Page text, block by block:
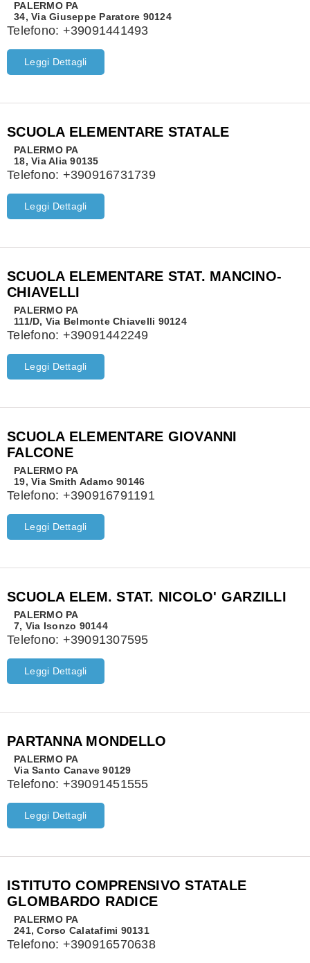
PALERMO PA
34, Via Giuseppe Paratore 90124
Telefono: +39091441493
Leggi Dettagli
SCUOLA ELEMENTARE STATALE
PALERMO PA
18, Via Alia 90135
Telefono: +390916731739
Leggi Dettagli
SCUOLA ELEMENTARE STAT. MANCINO-
CHIAVELLI
PALERMO PA
111/D, Via Belmonte Chiavelli 90124
Telefono: +39091442249
Leggi Dettagli
SCUOLA ELEMENTARE GIOVANNI
FALCONE
PALERMO PA
19, Via Smith Adamo 90146
Telefono: +390916791191
Leggi Dettagli
SCUOLA ELEM. STAT. NICOLO' GARZILLI
PALERMO PA
7, Via Isonzo 90144
Telefono: +39091307595
Leggi Dettagli
PARTANNA MONDELLO
PALERMO PA
Via Santo Canave 90129
Telefono: +39091451555
Leggi Dettagli
ISTITUTO COMPRENSIVO STATALE
GLOMBARDO RADICE
PALERMO PA
241, Corso Calatafimi 90131
Telefono: +390916570638